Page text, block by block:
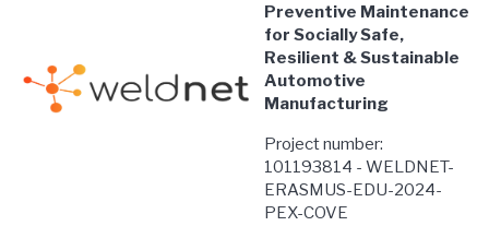
Preventive Maintenance
for Socially Safe,
Resilient & Sustainable
Automotive
Manufacturing
Project number:
101193814 - WELDNET-
ERASMUS-EDU-2024-
PEX-COVE